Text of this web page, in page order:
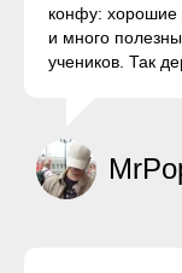
конфу: хорошие
и много
учеников. Так